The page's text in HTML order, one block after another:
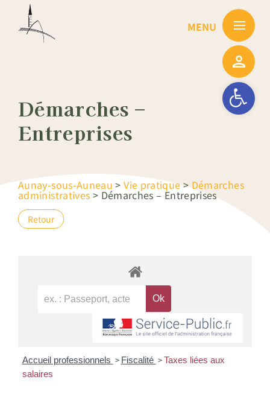
Ouvrir la
Démarches –
Entreprises
Aunay-sous-Auneau >Vie pratique>Démarches
administratives > Démarches – Entreprises
Retour
Accueil professionnels > Fiscalité > Taxes liées aux
salaires